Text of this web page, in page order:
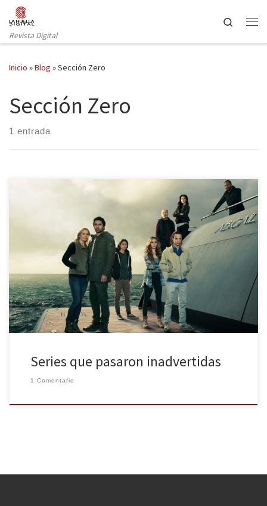
Saltar al contenido
Revista Digital
Search
Inicio »Blog »Sección Zero
Sección Zero
1 entrada
Cuando acabamos de dejar constancia de cuáles han sido los
mejores episodios de esta temporada toca recuperar aquellas
series que no han tenido tanto éxito a lo largo del año, ahora que
estamos en época estival, donde no conviene pensar demasiado
y sí disfrutar algo más. Una selección de lo que se ha […]
Series que pasaron inadvertidas
1 Comentario